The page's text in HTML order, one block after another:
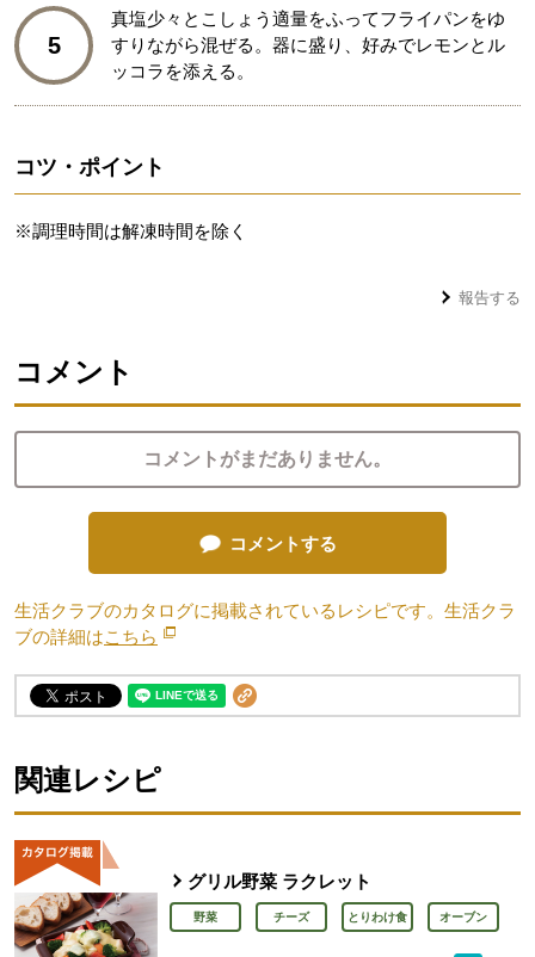
5
真塩少々とこしょう適量をふってフライパンをゆ
すりながら混ぜる。器に盛り、好みでレモンとル
ッコラを添える。
コツ・ポイント
※調理時間は解凍時間を除く
報告する
コメント
コメントがまだありません。
コメントする
生活クラブのカタログに掲載されているレシピです。生活クラ
ブの詳細はこちら 別のウィンドウで開きます。
関連レシピ
グリル野菜 ラクレット
野菜 チーズ とりわけ食 オーブン